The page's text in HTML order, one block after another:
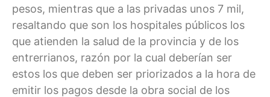
pesos, mientras que a las privadas unos 7 mil,
resaltando que son los hospitales públicos los
que atienden la salud de la provincia y de los
entrerrianos, razón por la cual deberían ser
estos los que deben ser priorizados a la hora de
emitir los pagos desde la obra social de los